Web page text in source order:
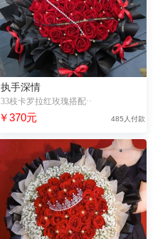
执手深情
33枝卡罗拉红玫瑰搭配··
￥370元 485人付款